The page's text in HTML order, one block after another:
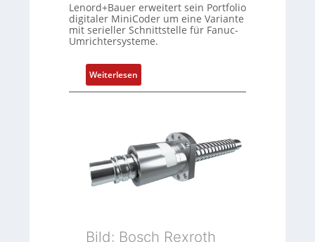
r
t
P
i
n
s
m
u
Lenord+Bauer erweitert sein Portfolio
digitaler MiniCoder um eine Variante
mit serieller Schnittstelle für Fanuc-
Umrichtersysteme.
Weiterlesen
D
g
e
b
o
Bild: Bosch Rexroth